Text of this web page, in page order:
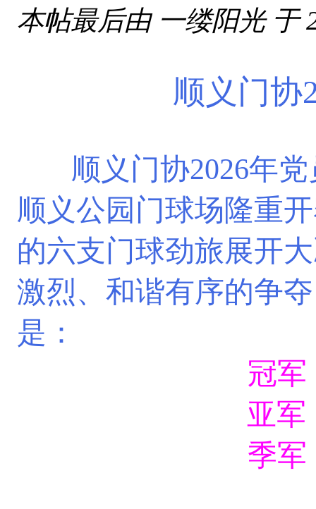
本帖最后由 一缕阳光 于
顺义门协
顺义门协2026年党
顺义公园门球场隆重
的六支门球劲旅展开
激烈、和谐有序的争
是：
冠军
亚
季军